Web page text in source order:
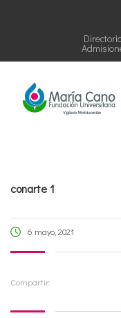
conarte 1
6 mayo, 2021
Compartir: